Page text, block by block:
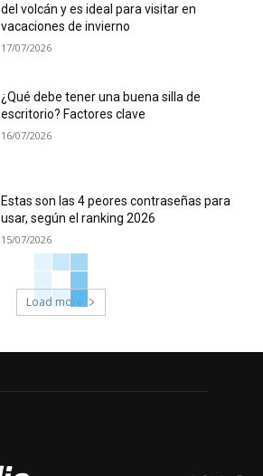
del volcán y es ideal para visitar en
vacaciones de invierno
17/07/2026
¿Qué debe tener una buena silla de
escritorio? Factores clave
16/07/2026
Estas son las 4 peores contraseñas para
usar, según el ranking 2026
15/07/2026
Load more